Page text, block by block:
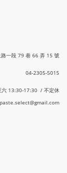
79 巷 66 弄 15 號
5015
13:30-17:30 / 不定休